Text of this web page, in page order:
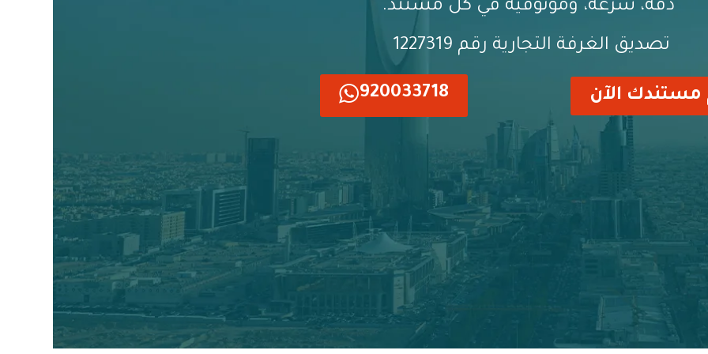
دقة، سرعة، وموثوقية في كل مستند.
تصديق الغرفة التجارية رقم 1227319
مستندك الآن 920033718